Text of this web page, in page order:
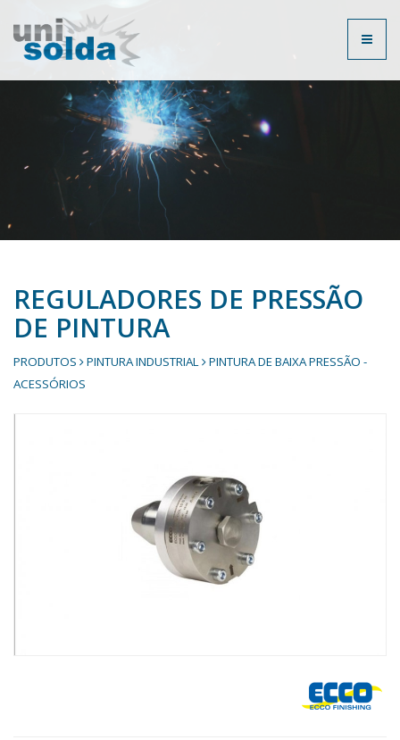
Toggle
REGULADORES DE PRESSÃO
DE PINTURA
PRODUTOS PINTURA INDUSTRIAL
PINTURA DE BAIXA PRESSÃO -
ACESSÓRIOS